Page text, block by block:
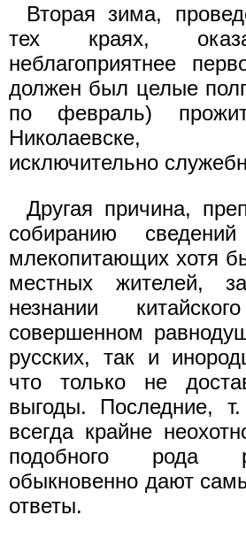
Вторая зима,
тех краях,
неблагоприятнее
должен был целые
по февраль)
Николаевске,
исключительно
Другая причина,
собиранию
млекопитающих хотя
местных жителей,
незнании
совершенном
русских, так и
что только не
выгоды. Последние,
всегда крайне
подобного рода
обыкновенно дают
ответы.